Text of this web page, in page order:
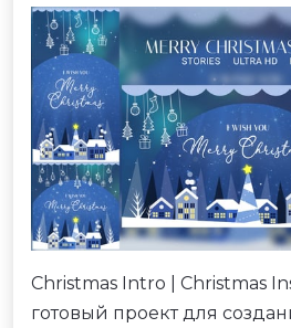
Christmas Intro | Christmas
готовый проект для